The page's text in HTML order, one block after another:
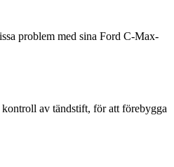
problem med sina Ford C-Max-
av tändstift, för att förebygga